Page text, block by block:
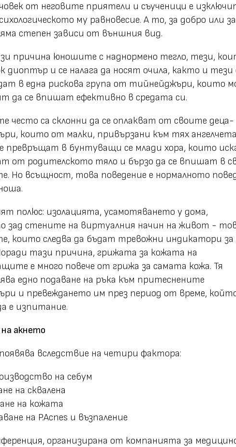
от неговите приятели и съученици е
му равновесие. А то, за добро или за
степен зависи от външния вид.
причина юношите с наднормено тегло, тези,
диоптър и се налага да носят очила, както и тези
в една рискова група от тийнейджъри, които
да се впишат ефективно в средата си.
често са склонни да се оплакват от своите деца-
които от малки, привързани към тях
превръщат в бунтуващи се млади хора, които
от родителското тяло и бързо да се впишат в
Но всъщност, това поведение е нормалното
полюс: изолацията, усамотяването у дома,
зад стените на виртуалния начин на живот -
които следва да бъдат тревожни индикатори за
тази причина, грижата за кожата на
е много повече от грижа за самата кожа. Тя
едно подаване на ръка към притеснените
и превеждането им през период от време,
е изпитание.
акнето
вследствие на четири фактора:
на себум
на сквалена
на кожата
на P.Acnes и възпаление
организирана от компанията за